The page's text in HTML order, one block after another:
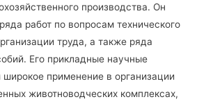
производства. Он
работ по вопросам технического
труда, а также ряда
Его прикладные научные
широкое применение в организации
животноводческих комплексах,